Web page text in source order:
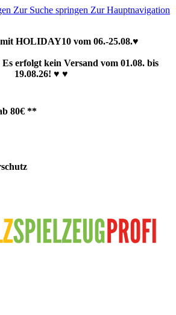
Zur Suche springen Zur Hauptnavigation
HOLIDAY10 vom 06.-25.08.♥
erfolgt kein Versand vom 01.08. bis
19.08.26! ♥ ♥
80€ **